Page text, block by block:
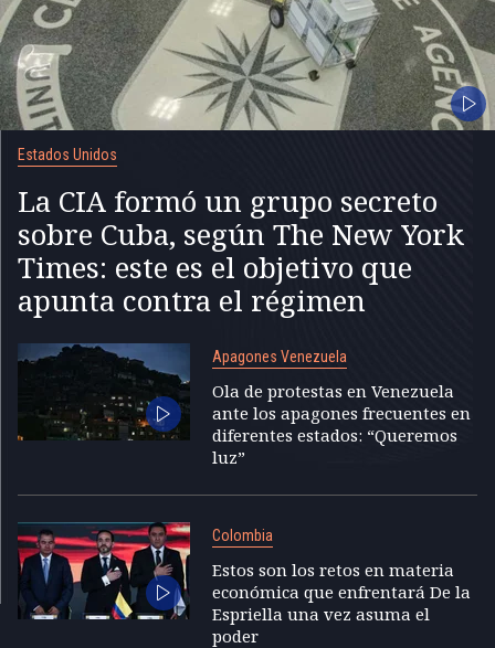
Estados Unidos
La CIA formó un grupo secreto
sobre Cuba, según The New York
Times: este es el objetivo que
apunta contra el régimen
Apagones Venezuela
Ola de protestas en Venezuela
ante los apagones frecuentes en
diferentes estados: “Queremos
luz”
Colombia
Estos son los retos en materia
económica que enfrentará De la
Espriella una vez asuma el
poder